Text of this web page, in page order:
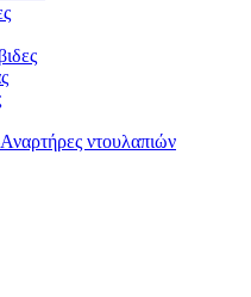
ντουλαπιών